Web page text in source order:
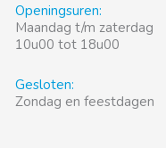
Openingsuren:
Maandag t/m zaterdag
10u00 tot 18u00
Gesloten:
Zondag en feestdagen